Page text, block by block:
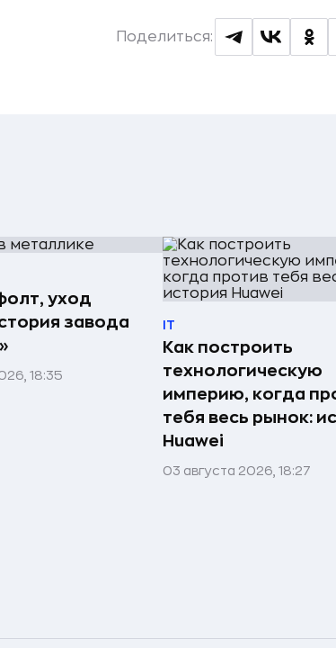
Поделиться:
уход
завода
18:35
IT
Как построить
технологическую
империю, когда
тебя весь рынок:
Huawei
03 августа 2026, 18:27